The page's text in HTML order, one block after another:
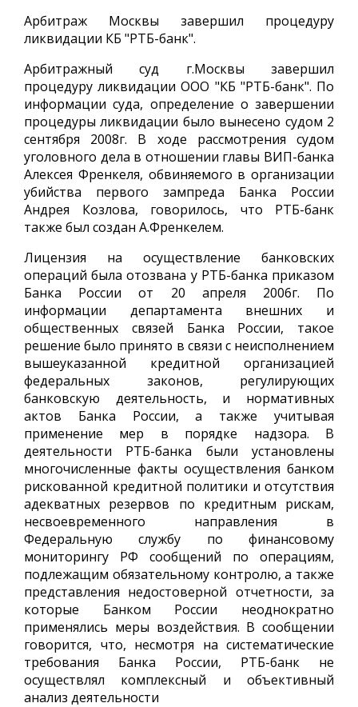
Арбитраж Москвы завершил процедуру
ликвидации КБ "РТБ-банк".
Арбитражный суд г.Москвы завершил
процедуру ликвидации ООО "КБ "РТБ-банк". По
информации суда, определение о завершении
процедуры ликвидации было вынесено судом 2
сентября 2008г. В ходе рассмотрения судом
уголовного дела в отношении главы ВИП-банка
Алексея Френкеля, обвиняемого в организации
убийства первого зампреда Банка России
Андрея Козлова, говорилось, что РТБ-банк
также был создан А.Френкелем.
Лицензия на осуществление банковских
операций была отозвана у РТБ-банка приказом
Банка России от 20 апреля 2006г. По
информации департамента внешних и
общественных связей Банка России, такое
решение было принято в связи с неисполнением
вышеуказанной кредитной организацией
федеральных законов, регулирующих
банковскую деятельность, и нормативных
актов Банка России, а также учитывая
применение мер в порядке надзора. В
деятельности РТБ-банка были установлены
многочисленные факты осуществления банком
рискованной кредитной политики и отсутствия
адекватных резервов по кредитным рискам,
несвоевременного направления в
Федеральную службу по финансовому
мониторингу РФ сообщений по операциям,
подлежащим обязательному контролю, а также
представления недостоверной отчетности, за
которые Банком России неоднократно
применялись меры воздействия. В сообщении
говорится, что, несмотря на систематические
требования Банка России, РТБ-банк не
осуществлял комплексный и объективный
анализ деятельности